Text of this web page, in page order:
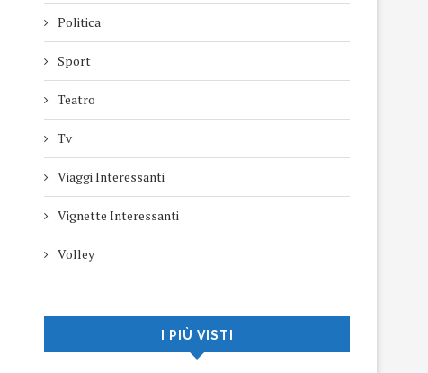
Politica
Sport
Teatro
Tv
Viaggi Interessanti
Vignette Interessanti
Volley
I PIÙ VISTI